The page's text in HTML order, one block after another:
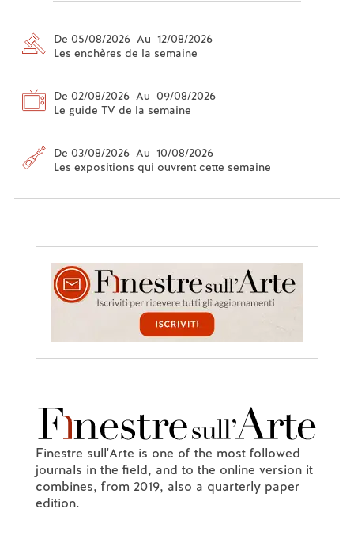
De 05/08/2026 Au 12/08/2026
Les enchères de la semaine
De 02/08/2026 Au 09/08/2026
Le guide TV de la semaine
De 03/08/2026 Au 10/08/2026
Les expositions qui ouvrent cette semaine
Finestre sull'Arte is one of the most followed
journals in the field, and to the online version it
combines, from 2019, also a quarterly paper
edition.